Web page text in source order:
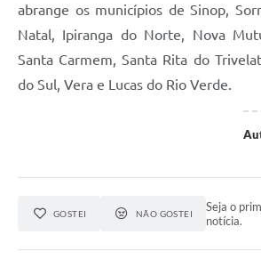
abrange os municípios de Sinop,
Natal, Ipiranga do Norte, Nova
Santa Carmem, Santa Rita do
do Sul, Vera e Lucas do Rio Verde.
GOSTEI NÃO GOSTEI
Seja o
notícia.